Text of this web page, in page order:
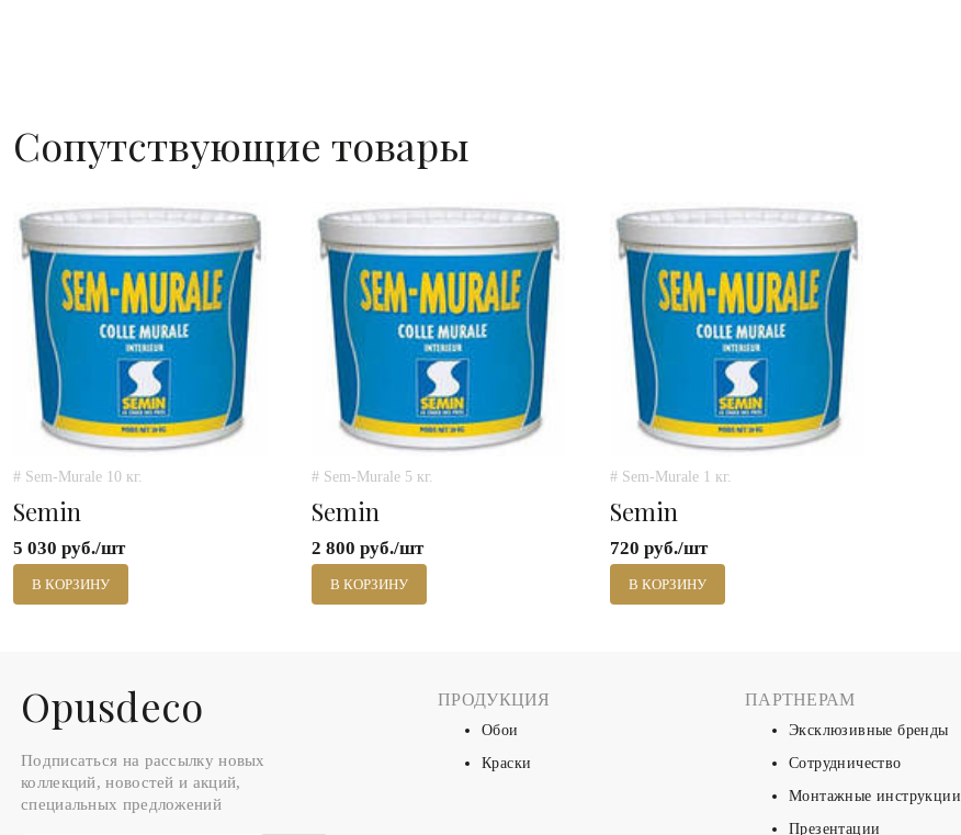
Сопутствующие товары
# Sem-Murale 10 кг.
Semin
5 030 руб./шт
В КОРЗИНУ
# Sem-Murale 5 кг.
Semin
2 800 руб./шт
В КОРЗИНУ
# Sem-Murale 1 кг.
Semin
720 руб./шт
В КОРЗИНУ
Оpusdeco
Подписаться на рассылку новых
коллекций, новостей и акций,
специальных предложений
ПРОДУКЦИЯ
Обои
Краски
ПАРТНЕРАМ
Эксклюзивные бренды
Сотрудничество
Монтажные инструкции
Презентации